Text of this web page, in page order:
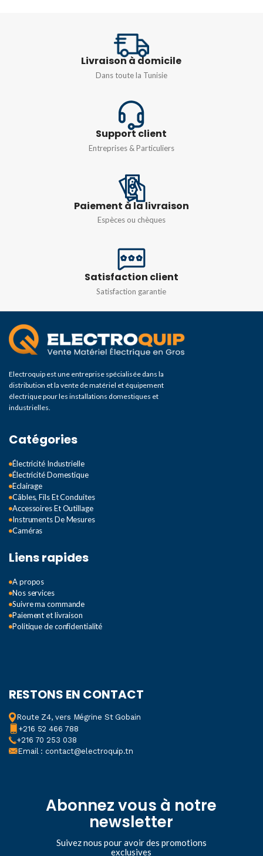
TENSION
COURANT
TYPE
Livraison à domicile
Dans toute la Tunisie
Support client
Entreprises & Particuliers
Paiement à la livraison
Espèces ou chèques
Satisfaction client
Satisfaction garantie
Electroquip est une entreprise spécialisée dans la
distribution et la vente de matériel et équipement
électrique pour les installations domestiques et
industrielles.
Catégories
Électricité Industrielle
Électricité Domestique
Eclairage
Câbles, Fils Et Conduites
Accessoires Et Outillage
Instruments De Mesures
Caméras
Liens rapides
A propos
Nos services
Suivre ma commande
Paiement et livraison
Politique de confidentialité
RESTONS EN CONTACT
Route Z4, vers Mégrine St Gobain
+216 52 466 788
+216 70 253 038
Email : contact@electroquip.tn
Abonnez vous à notre
newsletter
Suivez nous pour avoir des promotions
exclusives